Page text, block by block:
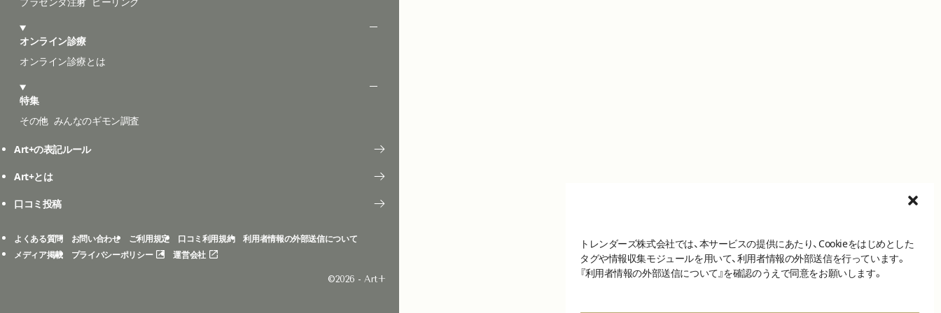
トレンダーズ株式会社では、本サービスの提供にあたり、Cookieをはじめとした
タグや情報収集モジュールを用いて、利用者情報の外部送信を行っています。
『利用者情報の外部送信について』を確認のうえで同意をお願いします。
オンライン診療
オンライン診療とは
特集
その他 みんなのギモン調査
Art+の表記ルール
Art+とは
口コミ投稿
よくある質問 お問い合わせ ご利用規定 口コミ利用規約
利用者情報の外部送信について
メディア掲載
プライバシーポリシー 運営会社
©2026 - Art+